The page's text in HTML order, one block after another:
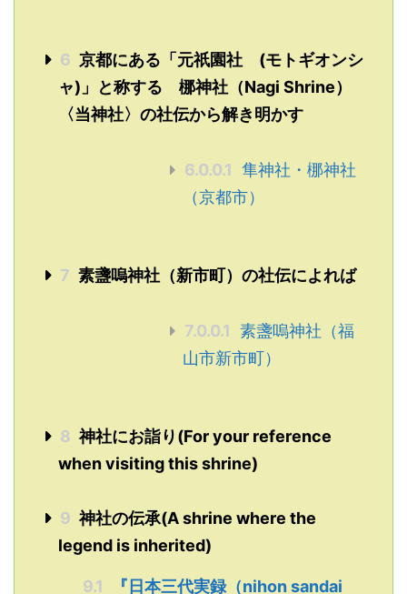
6 京都にある「元祇園社 (モトギオンシ
ャ)」と称する 梛神社（Nagi Shrine）
〈当神社〉の社伝から解き明かす
6.0.0.1
隼神社・梛神社
（京都市）
7 素盞嗚神社（新市町）の社伝によれば
7.0.0.1
素盞嗚神社（福
山市新市町）
8 神社にお詣り(For your reference
when visiting this shrine)
9 神社の伝承(A shrine where the
legend is inherited)
9.1 『日本三代実録（nihon sandai